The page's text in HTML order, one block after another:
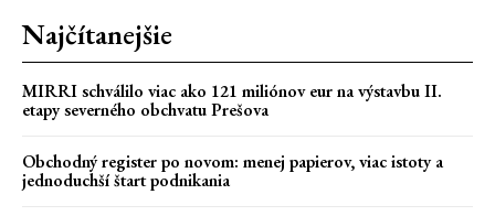
Najčítanejšie
MIRRI schválilo viac ako 121 miliónov eur na výstavbu II.
etapy severného obchvatu Prešova
Obchodný register po novom: menej papierov, viac istoty a
jednoduchší štart podnikania